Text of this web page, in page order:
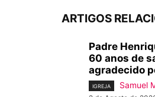
ARTIGOS
Padre
60 anos de
agradecido
IGREJA Samuel